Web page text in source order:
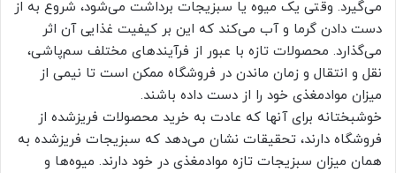
می‌گیرد. وقتی یک میوه یا سبزیجات برداشت می‌شود، شروع به از
دست دادن گرما و آب می‌کند که این بر کیفیت غذایی آن اثر
می‌گذارد. محصولات تازه با عبور از فرآیندهای مختلف سم‌پاشی،
نقل و انتقال و زمان ماندن در فروشگاه ممکن است تا نیمی از
میزان موادمغذی خود را از دست داده باشند.
خوشبختانه برای آنها که عادت به خرید محصولات فریزشده از
فروشگاه دارند، تحقیقات نشان می‌دهد که سبزیجات فریزشده به
همان میزان سبزیجات تازه موادمغذی در خود دارند. میوه‌ها و